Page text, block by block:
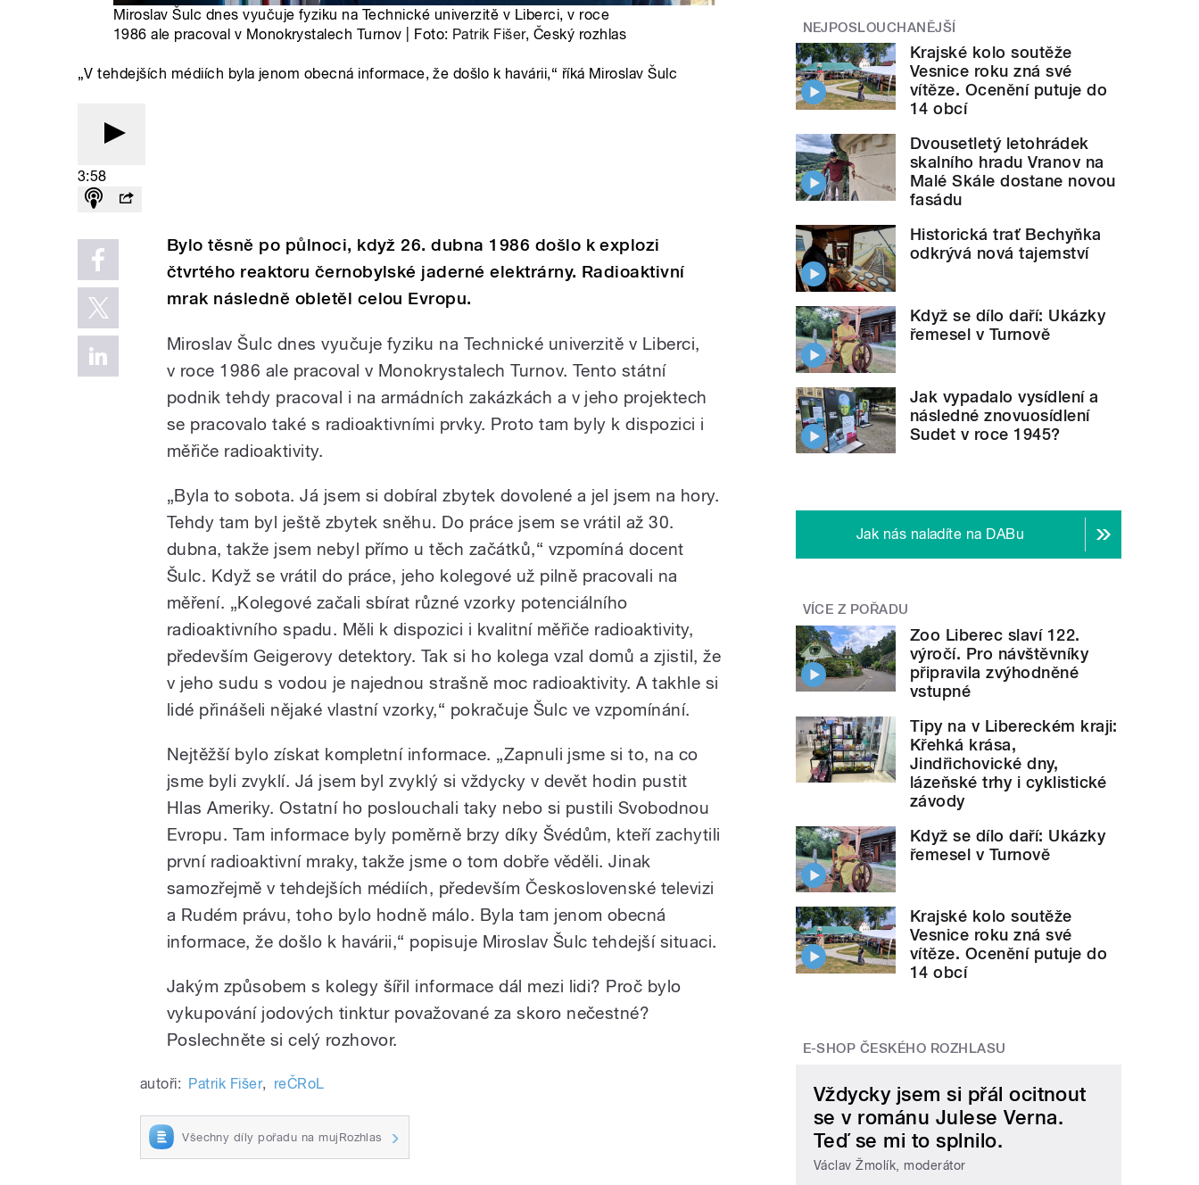
Miroslav Šulc dnes vyučuje fyziku na Technické univerzitě v Liberci, v roce
1986 ale pracoval v Monokrystalech Turnov | Foto: Patrik Fišer, Český rozhlas
„V tehdejších médiích byla jenom obecná informace, že došlo k havárii,“ říká Miroslav Šulc
3:58
Bylo těsně po půlnoci, když 26. dubna 1986 došlo k explozi
čtvrtého reaktoru černobylské jaderné elektrárny. Radioaktivní
mrak následně obletěl celou Evropu.
Miroslav Šulc dnes vyučuje fyziku na Technické univerzitě v Liberci,
v roce 1986 ale pracoval v Monokrystalech Turnov. Tento státní
podnik tehdy pracoval i na armádních zakázkách a v jeho projektech
se pracovalo také s radioaktivními prvky. Proto tam byly k dispozici i
měřiče radioaktivity.
„Byla to sobota. Já jsem si dobíral zbytek dovolené a jel jsem na hory.
Tehdy tam byl ještě zbytek sněhu. Do práce jsem se vrátil až 30.
dubna, takže jsem nebyl přímo u těch začátků,“ vzpomíná docent
Šulc. Když se vrátil do práce, jeho kolegové už pilně pracovali na
měření. „Kolegové začali sbírat různé vzorky potenciálního
radioaktivního spadu. Měli k dispozici i kvalitní měřiče radioaktivity,
především Geigerovy detektory. Tak si ho kolega vzal domů a zjistil, že
v jeho sudu s vodou je najednou strašně moc radioaktivity. A takhle si
lidé přinášeli nějaké vlastní vzorky,“ pokračuje Šulc ve vzpomínání.
Nejtěžší bylo získat kompletní informace. „Zapnuli jsme si to, na co
jsme byli zvyklí. Já jsem byl zvyklý si vždycky v devět hodin pustit
Hlas Ameriky. Ostatní ho poslouchali taky nebo si pustili Svobodnou
Evropu. Tam informace byly poměrně brzy díky Švédům, kteří zachytili
první radioaktivní mraky, takže jsme o tom dobře věděli. Jinak
samozřejmě v tehdejších médiích, především Československé televizi
a Rudém právu, toho bylo hodně málo. Byla tam jenom obecná
informace, že došlo k havárii,“ popisuje Miroslav Šulc tehdejší situaci.
Jakým způsobem s kolegy šířil informace dál mezi lidi? Proč bylo
vykupování jodových tinktur považované za skoro nečestné?
Poslechněte si celý rozhovor.
autoři: Patrik Fišer, reČRoL
Všechny díly pořadu na mujRozhlas
NEJPOSLOUCHANĚJŠÍ
Krajské kolo soutěže
Vesnice roku zná své
vítěze. Ocenění putuje do
14 obcí
Dvousetletý letohrádek
skalního hradu Vranov na
Malé Skále dostane novou
fasádu
Historická trať Bechyňka
odkrývá nová tajemství
Když se dílo daří: Ukázky
řemesel v Turnově
Jak vypadalo vysídlení a
následné znovuosídlení
Sudet v roce 1945?
Jak nás naladíte na DABu
VÍCE Z POŘADU
Zoo Liberec slaví 122.
výročí. Pro návštěvníky
připravila zvýhodněné
vstupné
Tipy na v Libereckém kraji:
Křehká krása,
Jindřichovické dny,
lázeňské trhy i cyklistické
závody
Když se dílo daří: Ukázky
řemesel v Turnově
Krajské kolo soutěže
Vesnice roku zná své
vítěze. Ocenění putuje do
14 obcí
E-SHOP ČESKÉHO ROZHLASU
Vždycky jsem si přál ocitnout
se v románu Julese Verna.
Teď se mi to splnilo.
Václav Žmolík, moderátor